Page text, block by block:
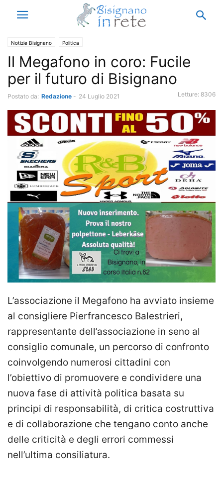
Notizie Bisignano Politica
Il Megafono in coro: Fucile
per il futuro di Bisignano
Postato da: Redazione - 24 Luglio 2021 Letture: 8306
L’associazione il Megafono ha avviato insieme
al consigliere Pierfrancesco Balestrieri,
rappresentante dell’associazione in seno al
consiglio comunale, un percorso di confronto
coinvolgendo numerosi cittadini con
l’obiettivo di promuovere e condividere una
nuova fase di attività politica basata su
principi di responsabilità, di critica costruttiva
e di collaborazione che tengano conto anche
delle criticità e degli errori commessi
nell’ultima consiliatura.